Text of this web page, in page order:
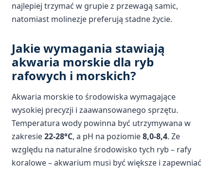
najlepiej trzymać w grupie z przewagą samic,
natomiast molinezje preferują stadne życie.
Jakie wymagania stawiają
akwaria morskie dla ryb
rafowych i morskich?
Akwaria morskie to środowiska wymagające
wysokiej precyzji i zaawansowanego sprzętu.
Temperatura wody powinna być utrzymywana w
zakresie22-28°C, a pH na poziomie8,0-8,4. Ze
względu na naturalne środowisko tych ryb – rafy
koralowe – akwarium musi być większe i zapewniać